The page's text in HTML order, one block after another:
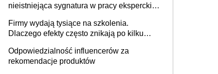
nieistniejąca sygnatura w pracy eksperckiej -
firmie
Firmy wydają tysiące na szkolenia.
Dlaczego efekty często znikają po kilku
Odpowiedzialność influencerów za
rekomendacje produktów